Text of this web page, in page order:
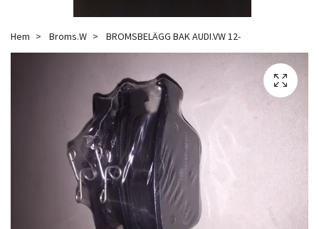
Hem Broms.W BROMSBELÄGG BAK AUDI.VW 12-